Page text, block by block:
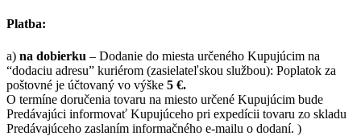
Platba:
a) na dobierku – Dodanie do miesta určeného Kupujúcim na
“dodaciu adresu” kuriérom (zasielateľskou službou): Poplatok za
poštovné je účtovaný vo výške 5 €.
O termíne doručenia tovaru na miesto určené Kupujúcim bude
Predávajúci informovať Kupujúceho pri expedícii tovaru zo skladu
Predávajúceho zaslaním informačného e-mailu o dodaní. )